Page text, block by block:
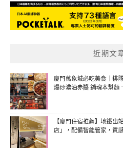
近期文
廈門萬象城必吃美食｜排
爆炒濃油赤醬 銷魂本幫麵
【廈門住宿推薦】地鐵出
店」，配備智能管家，質